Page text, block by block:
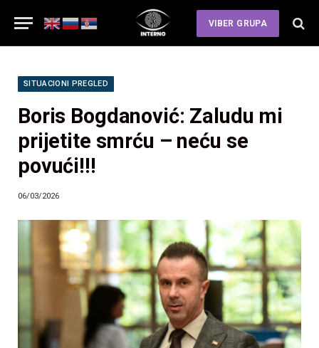
VIBER GRUPA
SITUACIONI PREGLED
Boris Bogdanović: Zaludu mi
prijetite smrću – neću se
povući!!!
06/03/2026